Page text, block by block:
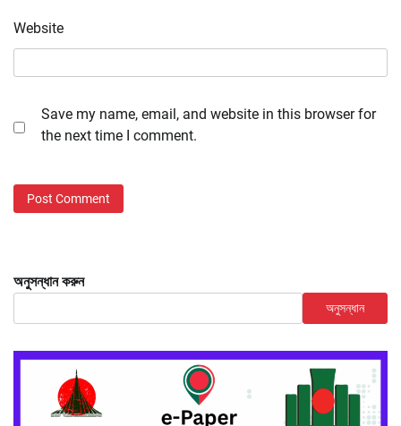
Website
Save my name, email, and website in this browser for
the next time I comment.
অনুসন্ধান করুন
অনুসন্ধান